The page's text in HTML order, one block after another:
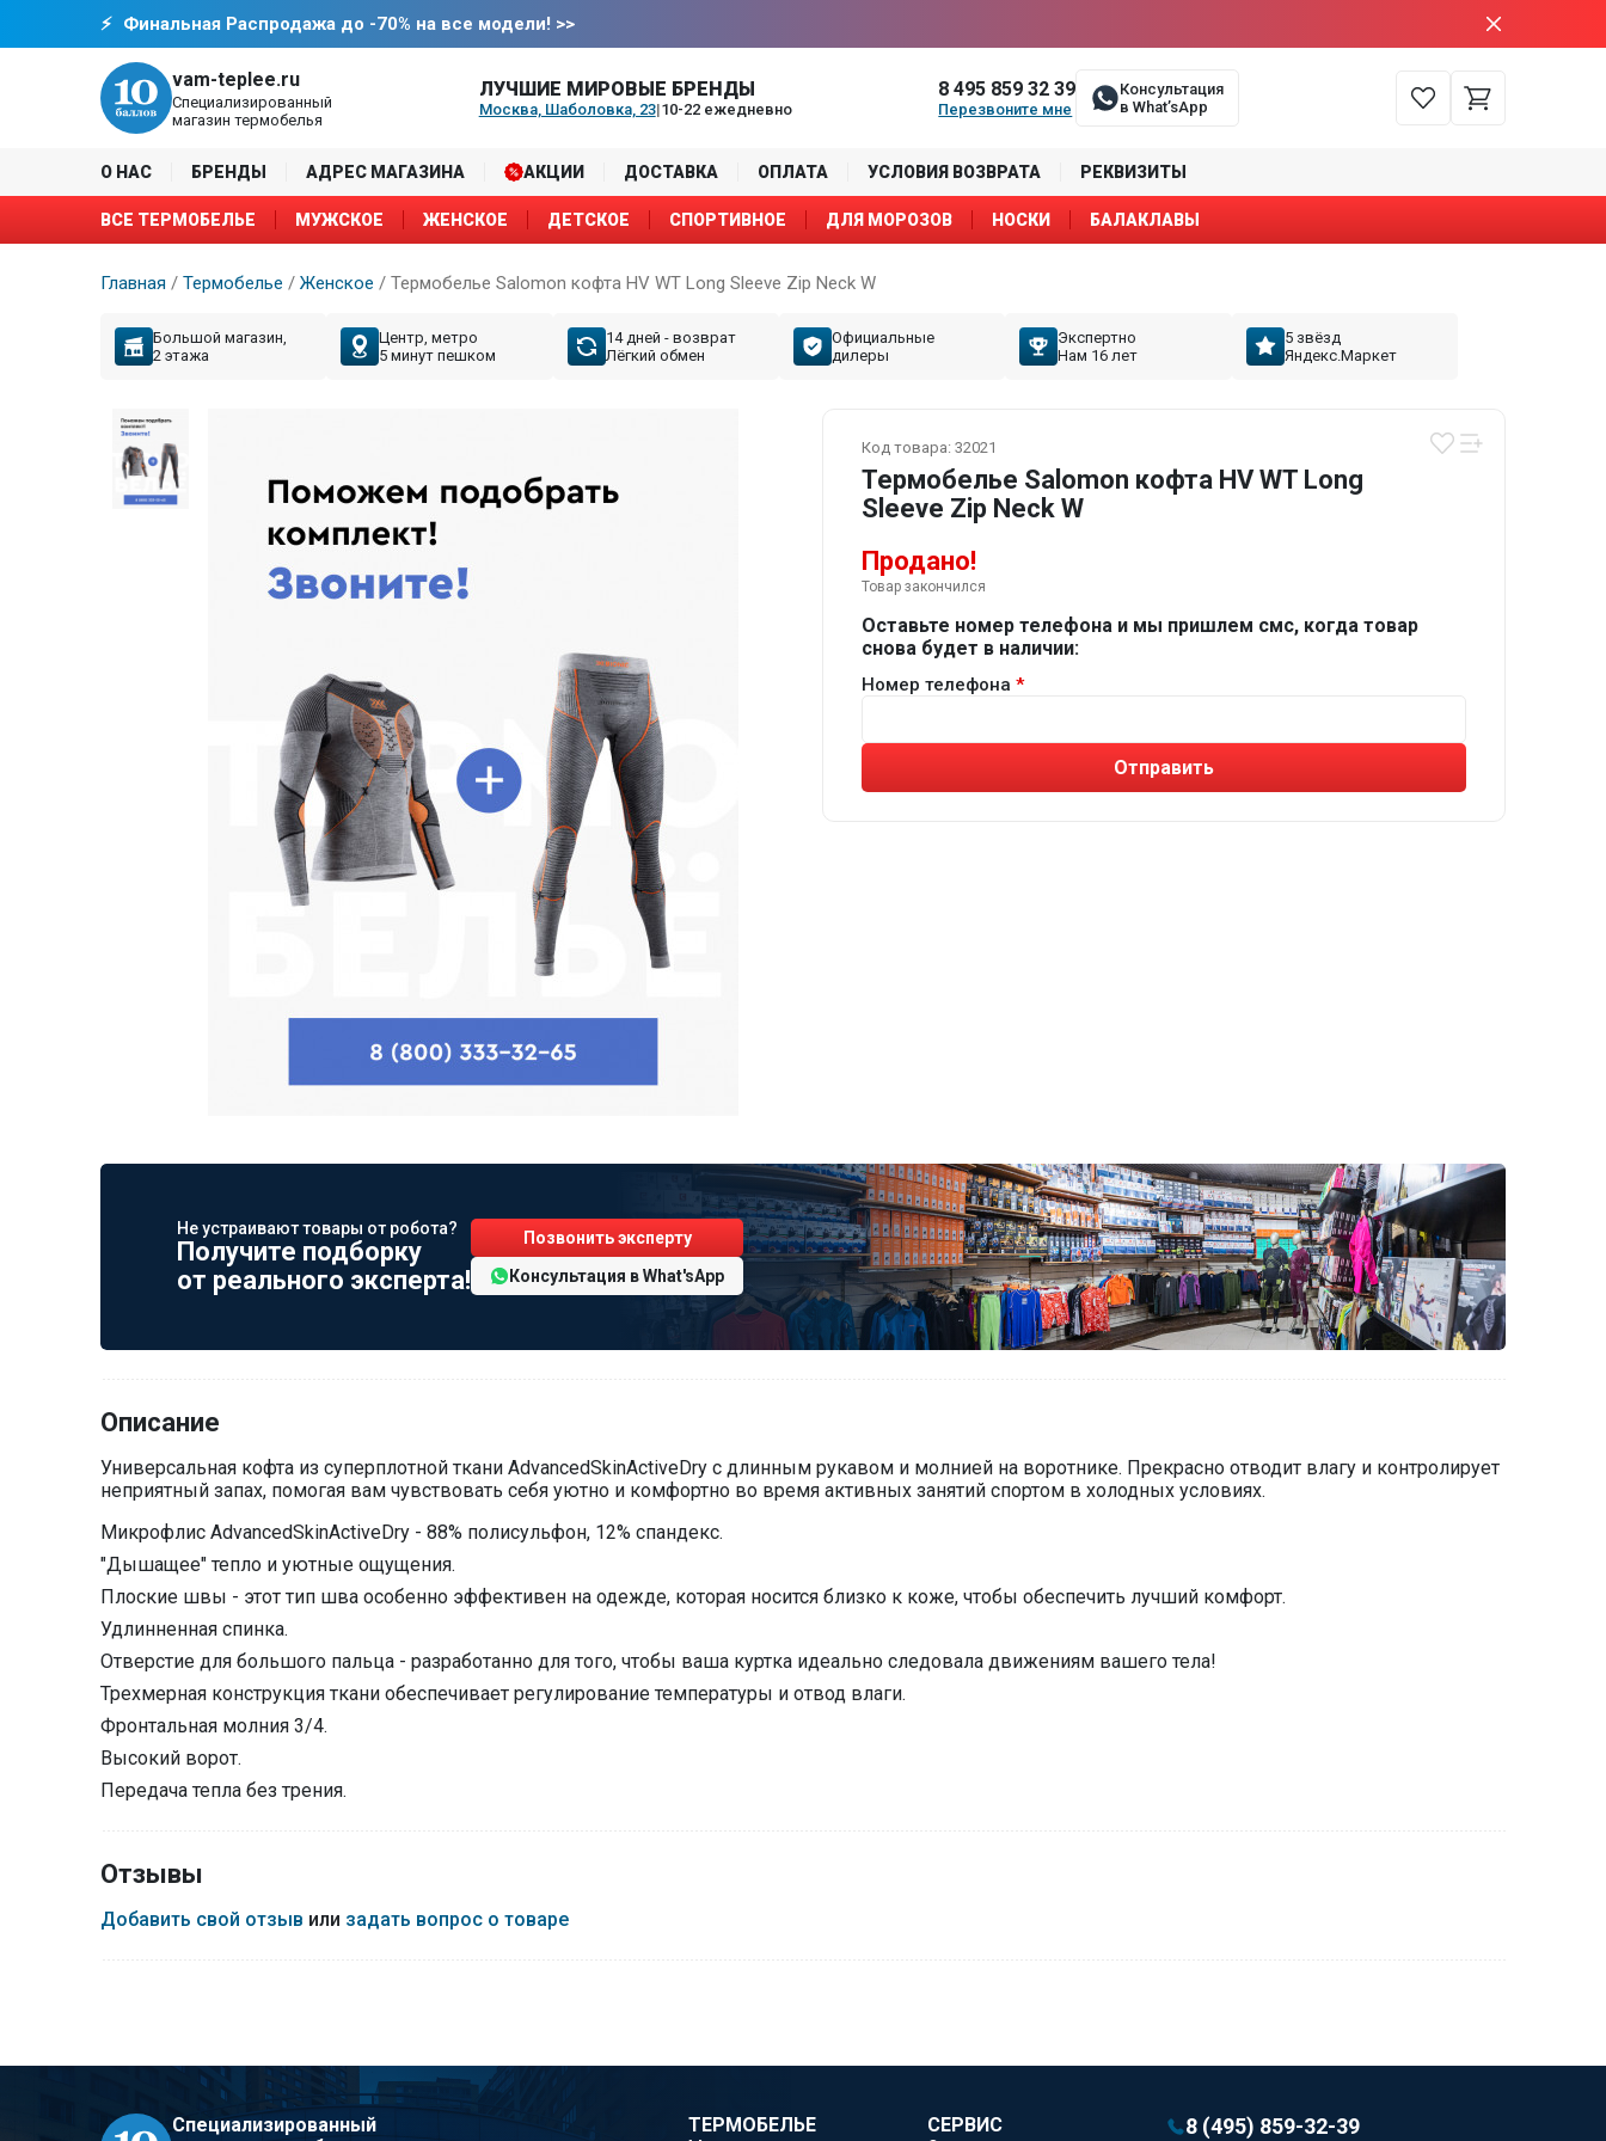
Финальная Распродажа до -70% на все модели! >>
vam-teplee.ru
Специализированный
магазин термобелья
ЛУЧШИЕ МИРОВЫЕ БРЕНДЫ
Москва, Шаболовка, 23|10-22 ежедневно
8 495 859 32 39
Перезвоните мне
Консультация
в What’sApp
О НАС БРЕНДЫ АДРЕС МАГАЗИНА АКЦИИ ДОСТАВКА ОПЛАТА УСЛОВИЯ ВОЗВРАТА РЕКВИЗИТЫ
ВСЕ ТЕРМОБЕЛЬЕ МУЖСКОЕ ЖЕНСКОЕ ДЕТСКОЕ СПОРТИВНОЕ ДЛЯ МОРОЗОВ НОСКИ БАЛАКЛАВЫ
Главная / Термобелье / Женское / Термобелье Salomon кофта HV WT Long Sleeve Zip Neck W
Большой магазин,
2 этажа
Центр, метро
5 минут пешком
14 дней - возврат
Лёгкий обмен
Официальные
дилеры
Экспертно
Нам 16 лет
5 звёзд
Яндекс.Маркет
Код товара: 32021
Термобелье Salomon кофта HV WT Long
Sleeve Zip Neck W
Продано!
Товар закончился
Оставьте номер телефона и мы пришлем смс, когда товар
снова будет в наличии:
Номер телефона
Отправить
Не устраивают товары от робота?
Получите подборку
от реального эксперта!
Позвонить эксперту
Консультация вWhat'sApp
Описание
Универсальная кофта из суперплотной ткани AdvancedSkinActiveDry с длинным рукавом и молнией на воротнике. Прекрасно отводит влагу и контролирует
неприятный запах, помогая вам чувствовать себя уютно и комфортно во время активных занятий спортом в холодных условиях.
Микрофлис AdvancedSkinActiveDry - 88% полисульфон, 12% спандекс.
"Дышащее" тепло и уютные ощущения.
Плоские швы - этот тип шва особенно эффективен на одежде, которая носится близко к коже, чтобы обеспечить лучший комфорт.
Удлинненная спинка.
Отверстие для большого пальца - разработанно для того, чтобы ваша куртка идеально следовала движениям вашего тела!
Трехмерная конструкция ткани обеспечивает регулирование температуры и отвод влаги.
Фронтальная молния 3/4.
Высокий ворот.
Передача тепла без трения.
Отзывы
Добавить свой отзыв или задать вопрос о товаре
Специализированный
ТЕРМОБЕЛЬЕ СЕРВИС 8 (495) 859-32-39